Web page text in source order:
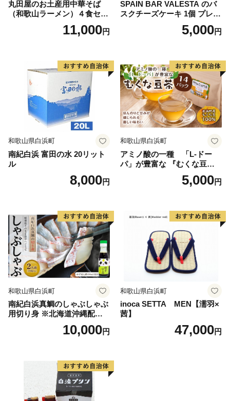
丸田屋のお土産用中華そば
（和歌山ラーメン）４食セッ
11,000円
SPAIN BAR VALESTA のバ
スクチーズケーキ 1個 プレー
5,000円
和歌山県白浜町
南紀白浜 富田の水 20リット
ル
8,000円
和歌山県白浜町
アミノ酸の一種 「L-ドー
パ」が豊富な 『むくな豆
5,000円
和歌山県白浜町
南紀白浜真鯛のしゃぶしゃぶ
用切り身 ※北海道沖縄配送
10,000円
和歌山県白浜町
inoca SETTA MEN【濡羽×
茜】
47,000円